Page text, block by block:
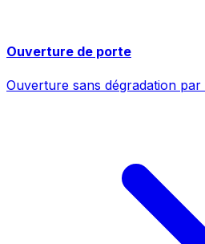
Ouverture de porte
Ouverture sans dégradation